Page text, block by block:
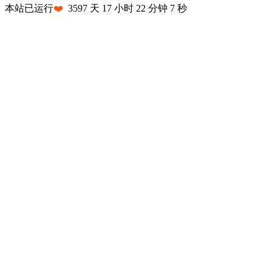
本站已运行❤️ 3597 天 17 小时 22 分钟 7 秒